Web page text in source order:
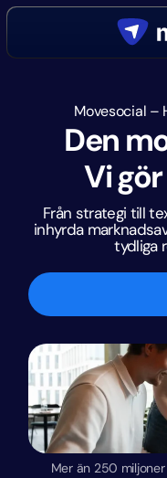
Movesocial –
Den
Vi gör
Från strategi till
inhyrda
tydliga
Mer än 250